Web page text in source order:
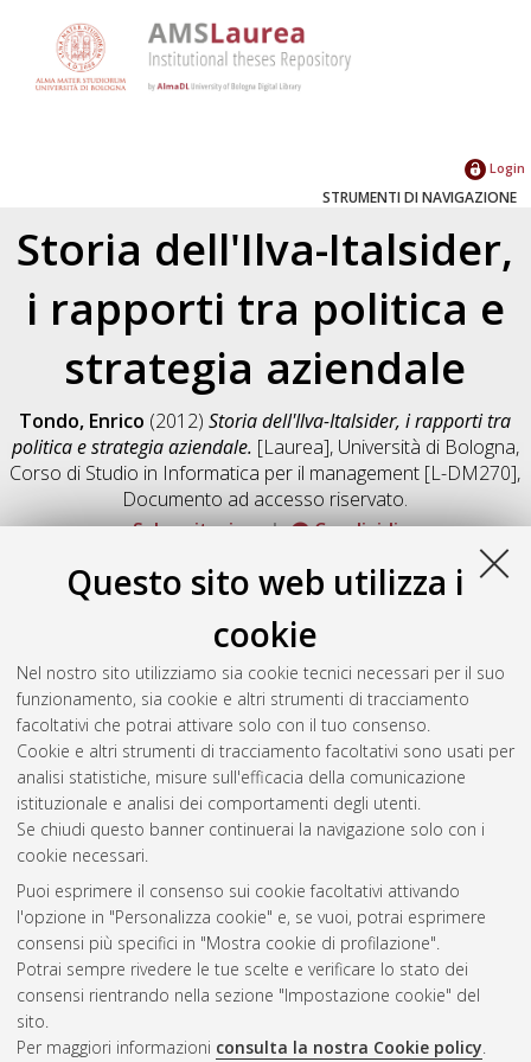
Questo sito web utilizza i
cookie
Nel nostro sito utilizziamo sia cookie tecnici necessari per il suo
funzionamento, sia cookie e altri strumenti di tracciamento
facoltativi che potrai attivare solo con il tuo consenso.
Cookie e altri strumenti di tracciamento facoltativi sono usati per
analisi statistiche, misure sull'efficacia della comunicazione
istituzionale e analisi dei comportamenti degli utenti.
Se chiudi questo banner continuerai la navigazione solo con i
cookie necessari.
Puoi esprimere il consenso sui cookie facoltativi attivando
l'opzione in "Personalizza cookie" e, se vuoi, potrai esprimere
consensi più specifici in "Mostra cookie di profilazione".
Potrai sempre rivedere le tue scelte e verificare lo stato dei
consensi rientrando nella sezione "Impostazione cookie" del
sito.
Per maggiori informazioni consulta la nostra Cookie policy.
Login
STRUMENTI DI NAVIGAZIONE
Storia dell'Ilva-Italsider,
i rapporti tra politica e
strategia aziendale
Tondo, Enrico (2012)Storia dell'Ilva-Italsider, i rapporti tra
politica e strategia aziendale. [Laurea], Università di Bologna,
Corso di Studio in Informatica per il management [L-DM270],
Documento ad accesso riservato.
Salva citazione
Condividi
Documenti full-text disponibili:
Documento PDF
Full-text non accessibile
Download (732kB)|Contatta l'autore
Altri metadati
Gestione del documento:
Atom
Rss 1.0
Rss 2.0
AMS Laurea